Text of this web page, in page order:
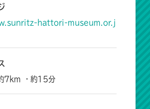
hattori-museum.or.j
7km ・約15分